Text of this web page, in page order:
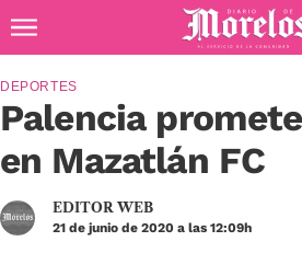
Diario de Morelos
Palencia
en Mazatlán FC
DEPORTES
EDITOR WEB
21 de junio de 2020 a las 12:09h